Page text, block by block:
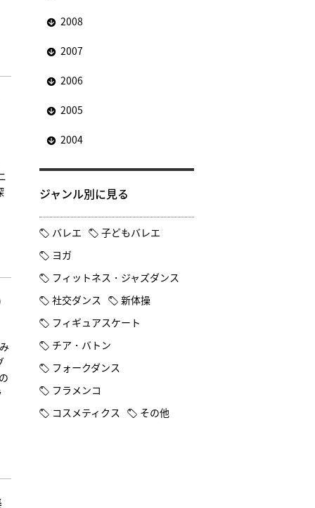
2008
2007
2006
2005
2004
ジャンル別に見る
バレエ
子どもバレエ
ヨガ
フィットネス・ジャズダンス
社交ダンス
新体操
フィギュアスケート
チア・バトン
フォークダンス
フラメンコ
コスメティクス
その他